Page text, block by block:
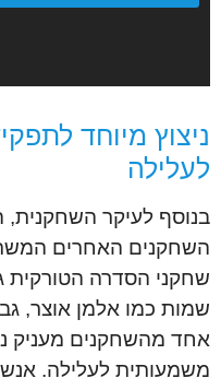
ניצוץ מיוחד
לעלילה
בנוסף לעיקר השחקנית,
השחקנים האחרים
שמות כמו אלמן אוצר,
אחד מהשחקנים מעניק
משמעותית לעלילה.